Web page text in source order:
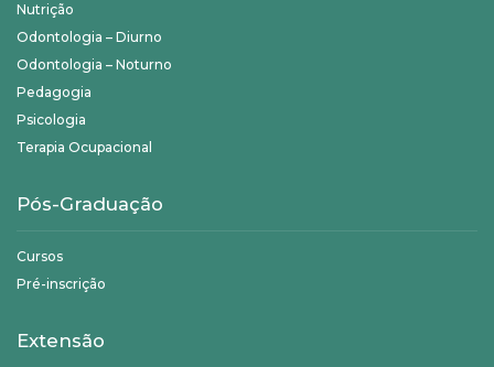
Nutrição
Odontologia – Diurno
Odontologia – Noturno
Pedagogia
Psicologia
Terapia Ocupacional
Pós-Graduação
Cursos
Pré-inscrição
Extensão